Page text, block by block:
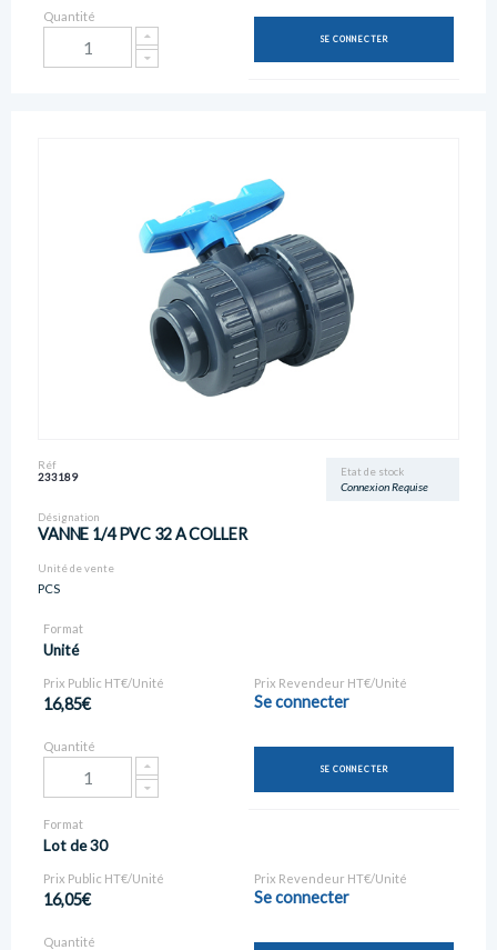
Quantité
SE CONNECTER
Etat de stock
Connexion Requise
Réf
233189
Désignation
VANNE 1/4 PVC 32 A COLLER
Unité de vente
PCS
Format
Unité
Prix Public HT€/Unité
16,85€
Prix Revendeur HT€/Unité
Se connecter
Quantité
SE CONNECTER
Format
Lot de 30
Prix Public HT€/Unité
16,05€
Prix Revendeur HT€/Unité
Se connecter
Quantité